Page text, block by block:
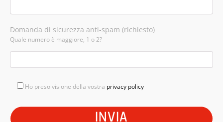
Domanda di sicurezza anti-spam (richiesto)
Quale numero è maggiore, 1 o 2?
Ho preso visione della vostra privacy policy